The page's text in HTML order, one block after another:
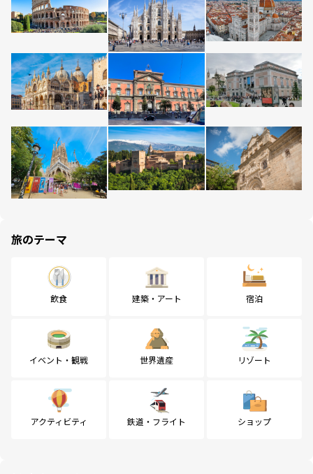
旅のテーマ
飲食 建築・アート 宿泊
イベント・観戦 世界遺産 リゾート
アクティビティ 鉄道・フライト ショップ